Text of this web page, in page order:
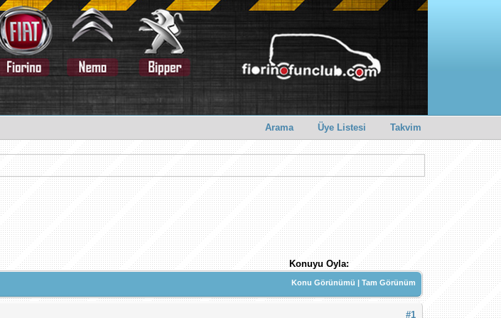
Arama Üye Listesi Takvim
Konuyu Oyla:
Konu Görünümü |Tam Görünüm
#1